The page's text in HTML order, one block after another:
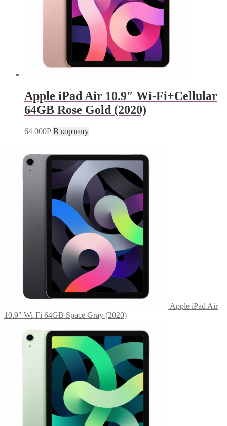
Apple iPad Air 10.9″ Wi-Fi+Cellular
64GB Rose Gold (2020)
64 000Р В корзину
Apple iPad Air
10.9" Wi-Fi 64GB Space Gray (2020)